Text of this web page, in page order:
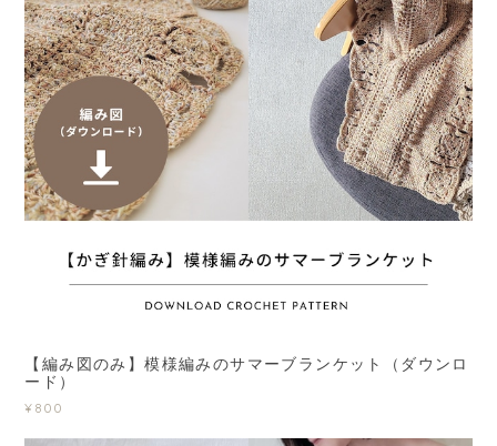
【編み図のみ】模様編みのサマーブランケット（ダウンロ
ード）
¥800